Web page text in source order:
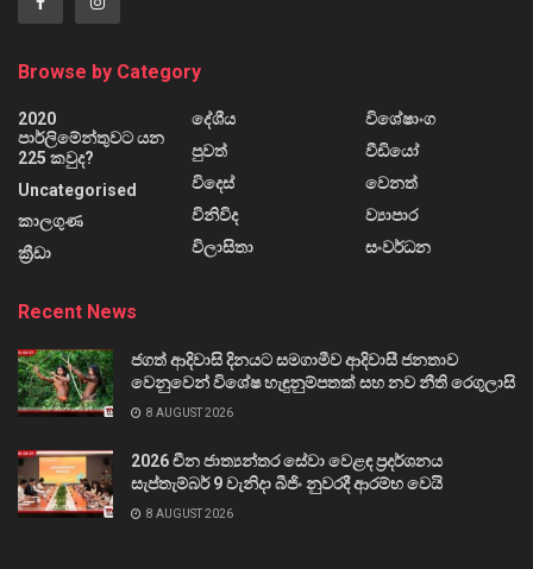
Browse by Category
2020
පාර්ලිමේන්තුවට යන
225 කවුද?
Uncategorised
කාලගුණ
ක්‍රීඩා
දේශීය
පුවත්
විදෙස්
විනිවිද
විලාසිතා
විශේෂාංග
වීඩියෝ
වෙනත්
ව්‍යාපාර
සංවර්ධන
Recent News
ජගත් ආදිවාසි දිනයට සමගාමීව ආදිවාසී ජනතාව
වෙනුවෙන් විශේෂ හැඳුනුම්පතක් සහ නව නීති රෙගුලාසි
8 AUGUST 2026
2026 චීන ජාත්‍යන්තර සේවා වෙළඳ ප්‍රදර්ශනය
සැප්තැම්බර් 9 වැනිදා බීජිං නුවරදී ආරම්භ වෙයි
8 AUGUST 2026